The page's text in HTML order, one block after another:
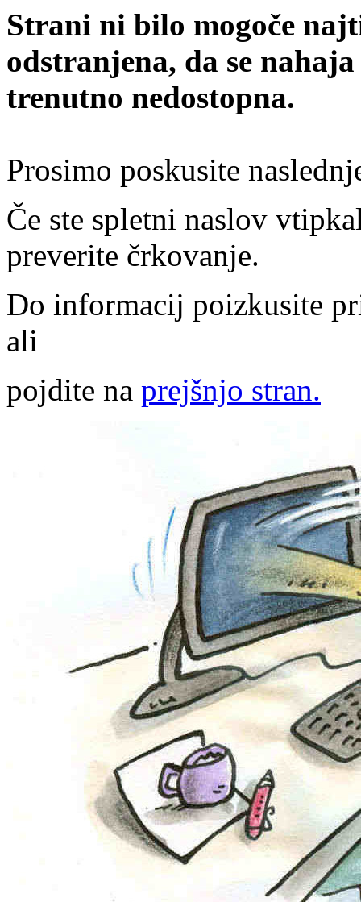
Strani ni bilo mogoče
odstranjena, da se
trenutno nedostopna.
Prosimo poskusite
Če ste spletni naslov
preverite črkovanje.
Do informacij poizkusite
ali
pojdite na prejšnjo stran.